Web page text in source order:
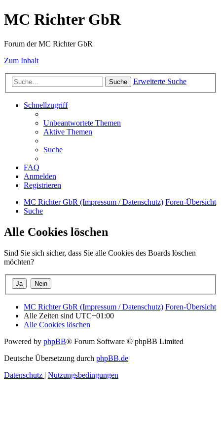
MC Richter GbR
Forum der MC Richter GbR
Zum Inhalt
Suche Erweiterte Suche
Schnellzugriff
Unbeantwortete Themen
Aktive Themen
Suche
FAQ
Anmelden
Registrieren
MC Richter GbR (Impressum / Datenschutz) Foren-Übersicht
Suche
Alle Cookies löschen
Sind Sie sich sicher, dass Sie alle Cookies des Boards löschen
möchten?
MC Richter GbR (Impressum / Datenschutz) Foren-Übersicht
Alle Zeiten sind UTC+01:00
Alle Cookies löschen
Powered by phpBB® Forum Software © phpBB Limited
Deutsche Übersetzung durch phpBB.de
Datenschutz | Nutzungsbedingungen